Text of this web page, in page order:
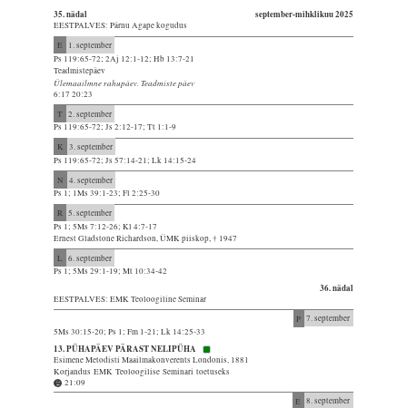
35. nädal september-mihklikuu 2025
EESTPALVES: Pärnu Agape kogudus
E
1. september
Ps 119:65-72; 2Aj 12:1-12; Hb 13:7-21
Teadmistepäev
Ülemaailmne rahupäev. Teadmiste päev
6:17 20:23
T 2. september
Ps 119:65-72; Js 2:12-17; Tt 1:1-9
K 3. september
Ps 119:65-72; Js 57:14-21; Lk 14:15-24
N 4. september
Ps 1; 1Ms 39:1-23; Fl 2:25-30
R 5. september
Ps 1; 5Ms 7:12-26; Kl 4:7-17
Ernest Gladstone Richardson, ÜMK piiskop, † 1947
L
6. september
Ps 1; 5Ms 29:1-19; Mt 10:34-42
36. nädal
EESTPALVES: EMK Teoloogiline Seminar
P 7. september
5Ms 30:15-20; Ps 1; Fm 1-21; Lk 14:25-33
13. PÜHAPÄEV PÄRAST NELIPÜHA
Esimene Metodisti Maailmakonverents Londonis, 1881
Korjandus EMK Teoloogilise Seminari toetuseks
21:09
E 8. september